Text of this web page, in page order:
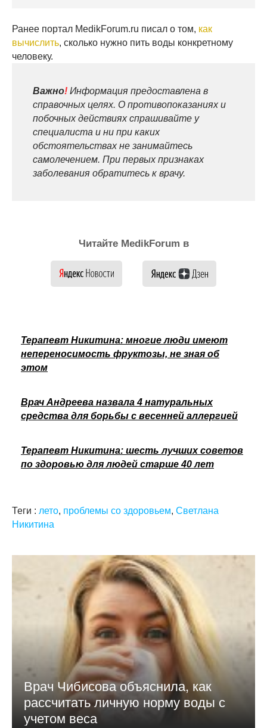
Ранее портал MedikForum.ru писал о том, как
вычислить, сколько нужно пить воды конкретному
человеку.
Важно! Информация предоставлена в
справочных целях. О противопоказаниях и
побочных действиях спрашивайте у
специалиста и ни при каких
обстоятельствах не занимайтесь
самолечением. При первых признаках
заболевания обратитесь к врачу.
Читайте MedikForum в
Терапевт Никитина: многие люди имеют
непереносимость фруктозы, не зная об
этом
Врач Андреева назвала 4 натуральных
средства для борьбы с весенней аллергией
Терапевт Никитина: шесть лучших советов
по здоровью для людей старше 40 лет
Теги : лето, проблемы со здоровьем, Светлана
Никитина
Врач Чибисова объяснила, как
рассчитать личную норму воды с
учетом веса